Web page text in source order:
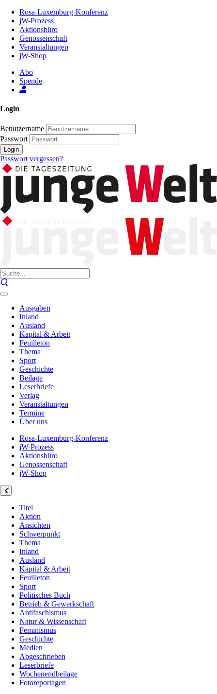
Inhalt
Seite
Rosa-Luxemburg-Konferenz
jW-Prozess
Aktionsbüro
Genossenschaft
Veranstaltungen
jW-Shop
Abo
Spende
Login
Benutzername
Passwort
Login
Passwort vergessen?
Ausgaben
Inland
Ausland
Kapital & Arbeit
Feuilleton
Thema
Sport
Geschichte
Beilage
Leserbriefe
Verlag
Veranstaltungen
Termine
Über uns
Rosa-Luxemburg-Konferenz
jW-Prozess
Aktionsbüro
Genossenschaft
jW-Shop
Titel
Aktion
Ansichten
Schwerpunkt
Thema
Inland
Ausland
Kapital & Arbeit
Feuilleton
Sport
Politisches Buch
Betrieb & Gewerkschaft
Antifaschismus
Natur & Wissenschaft
Feminismus
Geschichte
Medien
Abgeschrieben
Leserbriefe
Wochenendbeilage
Fotoreportagen